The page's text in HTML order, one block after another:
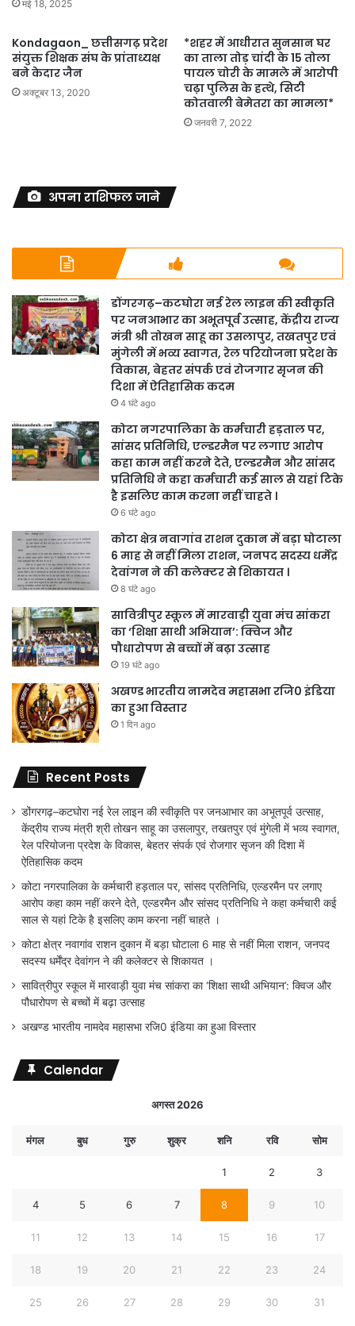
मई 18, 2025
Kondagaon_ छत्तीसगढ़ प्रदेश
संयुक्त शिक्षक संघ के प्रांताध्यक्ष
बने केदार जैन
अक्टूबर 13, 2020
*शहर में आधीरात सुनसान घर
का ताला तोड़ चांदी के 15 तोला
पायल चोरी के मामले में आरोपी
चढ़ा पुलिस के हत्थे, सिटी
कोतवाली बेमेतरा का मामला*
जनवरी 7, 2022
अपना राशिफल जाने
डोंगरगढ़–कटघोरा नई रेल लाइन की स्वीकृति
पर जनआभार का अभूतपूर्व उत्साह, केंद्रीय राज्य
मंत्री श्री तोखन साहू का उसलापुर, तखतपुर एवं
मुंगेली में भव्य स्वागत, रेल परियोजना प्रदेश के
विकास, बेहतर संपर्क एवं रोजगार सृजन की
दिशा में ऐतिहासिक कदम
4 घंटे ago
कोटा नगरपालिका के कर्मचारी हड़ताल पर,
सांसद प्रतिनिधि, एल्डरमैन पर लगाए आरोप
कहा काम नहीं करने देते, एल्डरमैन और सांसद
प्रतिनिधि ने कहा कर्मचारी कई साल से यहां टिके
है इसलिए काम करना नहीं चाहते ।
6 घंटे ago
कोटा क्षेत्र नवागांव राशन दुकान में बड़ा घोटाला
6 माह से नहीं मिला राशन, जनपद सदस्य धर्मेंद्र
देवांगन ने की कलेक्टर से शिकायत ।
8 घंटे ago
सावित्रीपुर स्कूल में मारवाड़ी युवा मंच सांकरा
का ‘शिक्षा साथी अभियान’: क्विज और
पौधारोपण से बच्चों में बढ़ा उत्साह
19 घंटे ago
अखण्ड भारतीय नामदेव महासभा रजि0 इंडिया
का हुआ विस्तार
1 दिन ago
Recent Posts
डोंगरगढ़–कटघोरा नई रेल लाइन की स्वीकृति पर जनआभार का अभूतपूर्व उत्साह,
केंद्रीय राज्य मंत्री श्री तोखन साहू का उसलापुर, तखतपुर एवं मुंगेली में भव्य स्वागत,
रेल परियोजना प्रदेश के विकास, बेहतर संपर्क एवं रोजगार सृजन की दिशा में
ऐतिहासिक कदम
कोटा नगरपालिका के कर्मचारी हड़ताल पर, सांसद प्रतिनिधि, एल्डरमैन पर लगाए
आरोप कहा काम नहीं करने देते, एल्डरमैन और सांसद प्रतिनिधि ने कहा कर्मचारी कई
साल से यहां टिके है इसलिए काम करना नहीं चाहते ।
कोटा क्षेत्र नवागांव राशन दुकान में बड़ा घोटाला 6 माह से नहीं मिला राशन, जनपद
सदस्य धर्मेंद्र देवांगन ने की कलेक्टर से शिकायत ।
सावित्रीपुर स्कूल में मारवाड़ी युवा मंच सांकरा का ‘शिक्षा साथी अभियान’: क्विज और
पौधारोपण से बच्चों में बढ़ा उत्साह
अखण्ड भारतीय नामदेव महासभा रजि0 इंडिया का हुआ विस्तार
Calendar
अगस्त 2026
मंगल बुध गुरु शुक्र शनि रवि सोम
1 2 3
4 5 6 7 8 9 10
11 12 13 14 15 16 17
18 19 20 21 22 23 24
25 26 27 28 29 30 31